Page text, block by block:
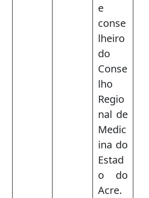
e
conse
lheiro
do
Conse
lho
Regio
nal de
Medic
ina do
Estad
o do
Acre.